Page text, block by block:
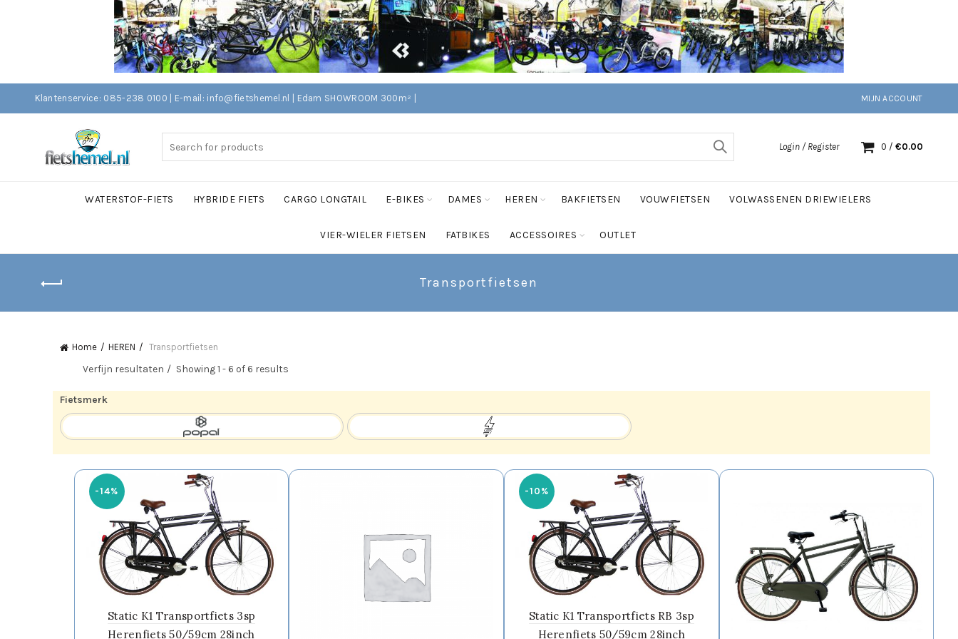
Klantenservice: 085-238 0100 | E-mail: info@fietshemel.nl | Edam SHOWROOM 300m² | MIJN ACCOUNT
Login / Register 0 / €0.00
WATERSTOF-FIETS HYBRIDE FIETS CARGO LONGTAIL E-BIKES DAMES HEREN BAKFIETSEN VOUWFIETSEN VOLWASSENEN DRIEWIELERS
VIER-WIELER FIETSEN FATBIKES ACCESSOIRES OUTLET
Transportfietsen
Home HEREN Transportfietsen
Verfijn resultaten Showing 1 - 6 of 6 results
Fietsmerk
-14%
Static K1 Transportfiets 3sp
Herenfiets 50/59cm 28inch
-10%
Static K1 Transportfiets RB 3sp
Herenfiets 50/59cm 28inch